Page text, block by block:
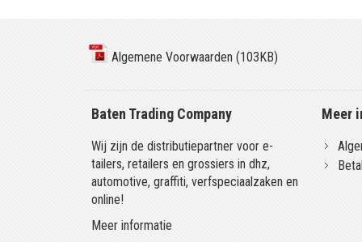
Algemene Voorwaarden (103KB)
Baten Trading Company
Wij zijn de distributiepartner voor e-
tailers, retailers en grossiers in dhz,
automotive, graffiti, verfspeciaalzaken en
online!
Meer informatie
Meer